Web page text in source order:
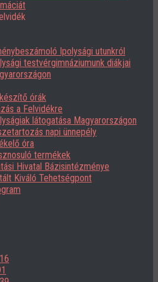
Ipolysági utunkról
testvérgimnáziumunk diákjai
órák
a Felvidékre
látogatása Magyarországon
napi ünnepély
óra
termékek
Hivatal Bázisintézménye
Kiváló Tehetségpont